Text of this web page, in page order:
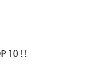
10 !!